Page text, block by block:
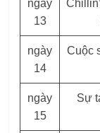
ngày
13
ngày
14
Cuộc
ngày
15
Sự